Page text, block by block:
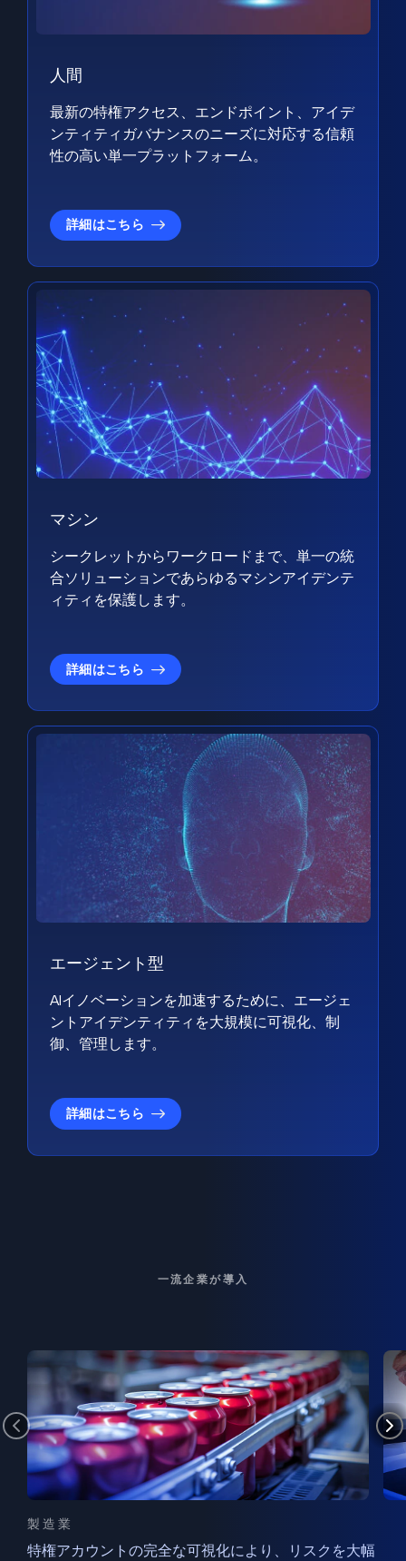
人間
最新の特権アクセス、エンドポイント、アイデ
ンティティガバナンスのニーズに対応する信頼
性の高い単一プラットフォーム。
詳細はこちら
マシン
シークレットからワークロードまで、単一の統
合ソリューションであらゆるマシンアイデンテ
ィティを保護します。
詳細はこちら
エージェント型
AIイノベーションを加速するために、エージェ
ントアイデンティティを大規模に可視化、制
御、管理します。
詳細はこちら
一流企業が導入
製造業
特権アカウントの完全な可視化により、リスクを大幅